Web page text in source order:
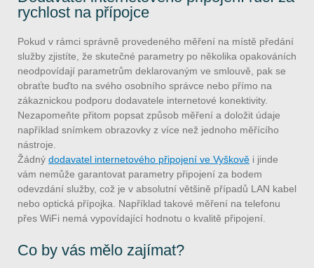
rychlost na přípojce
Pokud v rámci správně provedeného měření na místě předání
služby zjistíte, že skutečné parametry po několika opakováních
neodpovídají parametrům deklarovaným ve smlouvě, pak se
obraťte buďto na svého osobního správce nebo přímo na
zákaznickou podporu dodavatele internetové konektivity.
Nezapomeňte přitom popsat způsob měření a doložit údaje
například snímkem obrazovky z více než jednoho měřícího
nástroje.
Žádný dodavatel internetového připojení ve Vyškově i jinde
vám nemůže garantovat parametry připojení za bodem
odevzdání služby, což je v absolutní většině případů LAN kabel
nebo optická přípojka. Například takové měření na telefonu
přes WiFi nemá vypovídající hodnotu o kvalitě připojení.
Co by vás mělo zajímat?